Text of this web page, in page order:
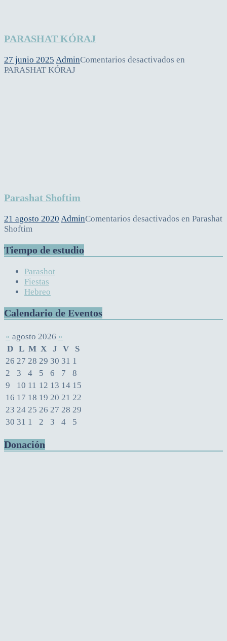
PARASHAT KÓRAJ
27 junio 2025 AdminComentarios desactivados en
PARASHAT KÓRAJ
Parashat Shoftim
21 agosto 2020 AdminComentarios desactivados en Parashat
Shoftim
Tiempo de estudio
Parashot
Fiestas
Hebreo
Calendario de Eventos
« agosto 2026 »
D L M X J V
S
26 27 28 29 30 31 1
2
3 4 5 6 7
8
9
10 11 12 13 14 15
16 17 18 19 20 21 22
23 24 25 26 27 28 29
30 31 1 2 3 4 5
Donación